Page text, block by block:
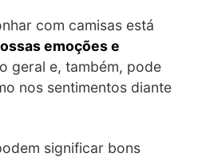
com camisas está
emoções e
geral e, também, pode
nos sentimentos diante
significar bons